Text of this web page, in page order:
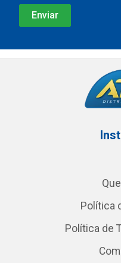
Política
Política de